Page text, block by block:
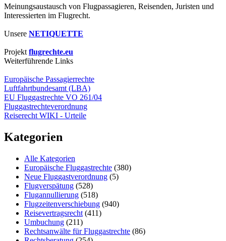
Meinungsaustausch von Flugpassagieren, Reisenden, Juristen und
Interessierten im Flugrecht.
Unsere NETIQUETTE
Projekt flugrechte.eu
Weiterführende Links
Europäische Passagierrechte
Luftfahrtbundesamt (LBA)
EU Fluggastrechte VO 261/04
Fluggastrechteverordnung
Reiserecht WIKI - Urteile
Kategorien
Alle Kategorien
Europäische Fluggastrechte (380)
Neue Fluggastverordnung (5)
Flugverspätung (528)
Flugannullierung (518)
Flugzeitenverschiebung (940)
Reisevertragsrecht (411)
Umbuchung (211)
Rechtsanwälte für Fluggastrechte (86)